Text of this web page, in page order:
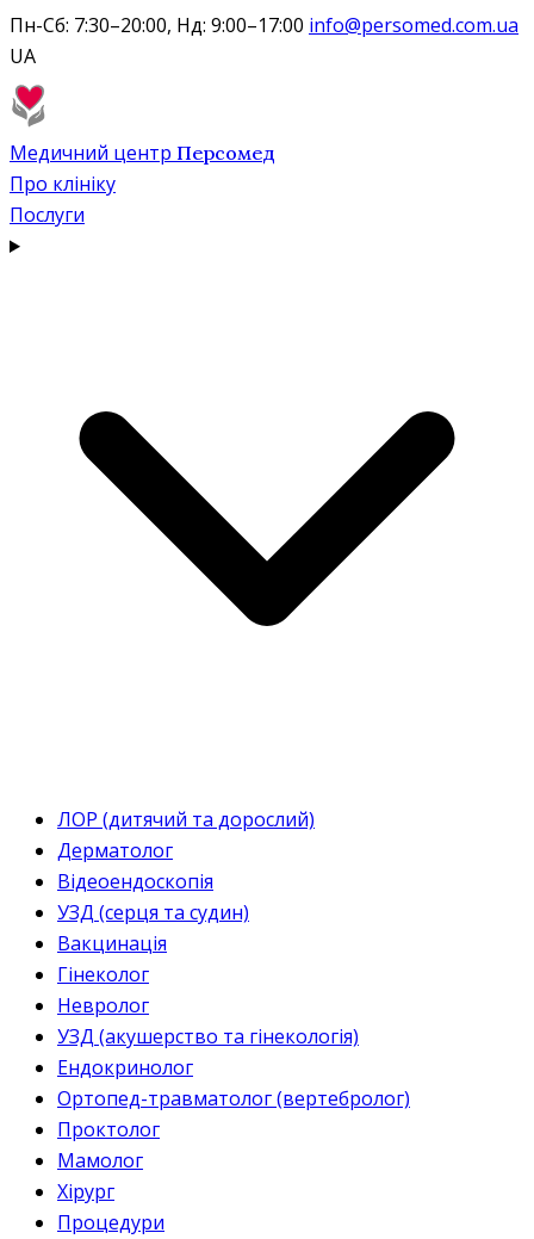
Пн-Сб: 7:30–20:00, Нд: 9:00–17:00 info@persomed.com.ua
UA
Медичний центр Персомед
Про клініку
Послуги
ЛОР (дитячий та дорослий)
Дерматолог
Відеоендоскопія
УЗД (серця та судин)
Вакцинація
Гінеколог
Невролог
УЗД (акушерство та гінекологія)
Ендокринолог
Ортопед-травматолог (вертебролог)
Проктолог
Мамолог
Хірург
Процедури